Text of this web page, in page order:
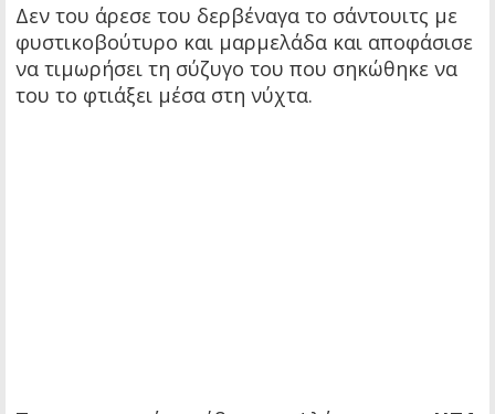
Δεν του άρεσε του δερβέναγα το σάντουιτς με
φυστικοβούτυρο και μαρμελάδα και αποφάσισε
να τιμωρήσει τη σύζυγο του που σηκώθηκε να
του το φτιάξει μέσα στη νύχτα.